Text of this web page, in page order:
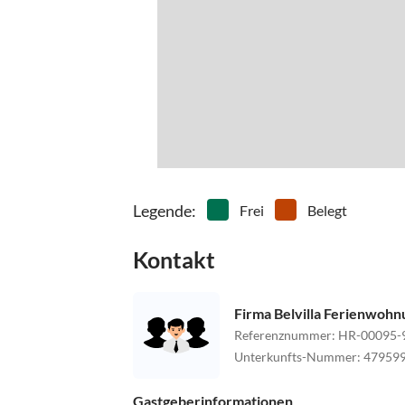
Legende: Frei Belegt
Kontakt
Firma Belvilla
Referenznummer: HR-00095-
Unterkunfts-Nummer:
Gastgeberinformationen